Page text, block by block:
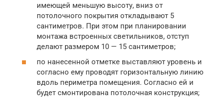
имеющей меньшую высоту, вниз от
потолочного покрытия откладывают 5
сантиметров. При этом при планировании
монтажа встроенных светильников, отступ
делают размером 10 — 15 сантиметров;
по нанесенной отметке выставляют уровень и
согласно ему проводят горизонтальную линию
вдоль периметра помещения. Согласно ей и
будет смонтирована потолочная конструкция;